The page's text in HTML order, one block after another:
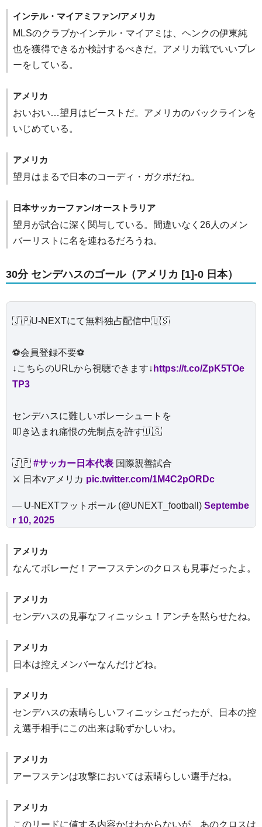
インテル・マイアミファン/アメリカ
MLSのクラブかインテル・マイアミは、ヘンクの伊東純
也を獲得できるか検討するべきだ。アメリカ戦でいいプレ
ーをしている。
アメリカ
おいおい…望月はビーストだ。アメリカのバックラインを
いじめている。
アメリカ
望月はまるで日本のコーディ・ガクポだね。
日本サッカーファン/オーストラリア
望月が試合に深く関与している。間違いなく26人のメン
バーリストに名を連ねるだろうね。
30分 センデハスのゴール（アメリカ [1]-0 日本）
🇯🇵U-NEXTにて無料独占配信中🇺🇸
⚽️会員登録不要⚽️
↓こちらのURLから視聴できます↓ https://t.co/ZpK5TOe
TP3
センデハスに難しいボレーシュートを
叩き込まれ痛恨の先制点を許す🇺🇸
🇯🇵 #サッカー日本代表 国際親善試合
⚔️ 日本vアメリカ pic.twitter.com/1M4C2pORDc
— U-NEXTフットボール (@UNEXT_football) Septembe
r 10, 2025
アメリカ
なんてボレーだ！アーフステンのクロスも見事だったよ。
アメリカ
センデハスの見事なフィニッシュ！アンチを黙らせたね。
アメリカ
日本は控えメンバーなんだけどね。
アメリカ
センデハスの素晴らしいフィニッシュだったが、日本の控
え選手相手にこの出来は恥ずかしいわ。
アメリカ
アーフステンは攻撃においては素晴らしい選手だね。
アメリカ
このリードに値する内容かはわからないが、あのクロスは